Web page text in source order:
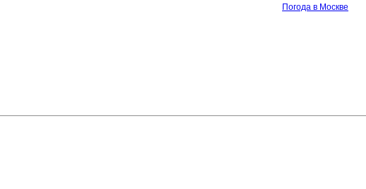
Погода в Москве